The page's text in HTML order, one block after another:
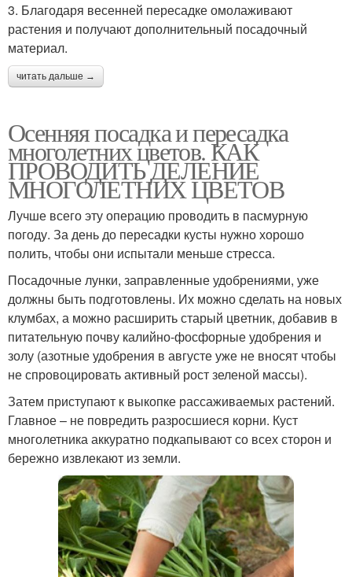
3. Благодаря весенней пересадке омолаживают
растения и получают дополнительный посадочный
материал.
читать дальше →
Осенняя посадка и пересадка
многолетних цветов. КАК
ПРОВОДИТЬ ДЕЛЕНИЕ
МНОГОЛЕТНИХ ЦВЕТОВ
Лучше всего эту операцию проводить в пасмурную
погоду. За день до пересадки кусты нужно хорошо
полить, чтобы они испытали меньше стресса.
Посадочные лунки, заправленные удобрениями, уже
должны быть подготовлены. Их можно сделать на новых
клумбах, а можно расширить старый цветник, добавив в
питательную почву калийно-фосфорные удобрения и
золу (азотные удобрения в августе уже не вносят чтобы
не спровоцировать активный рост зеленой массы).
Затем приступают к выкопке рассаживаемых растений.
Главное – не повредить разросшиеся корни. Куст
многолетника аккуратно подкапывают со всех сторон и
бережно извлекают из земли.